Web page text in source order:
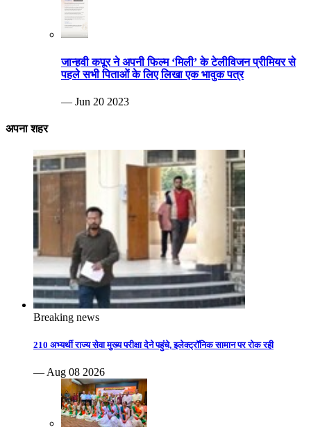
जान्हवी कपूर ने अपनी फिल्म ‘मिली’ के टेलीविजन प्रीमियर से
पहले सभी पिताओं के लिए लिखा एक भावुक पत्र
— Jun 20 2023
अपना शहर
Breaking news
210 अभ्यर्थी राज्य सेवा मुख्य परीक्षा देने पहुंचे, इलेक्ट्रॉनिक सामान पर रोक रही
— Aug 08 2026